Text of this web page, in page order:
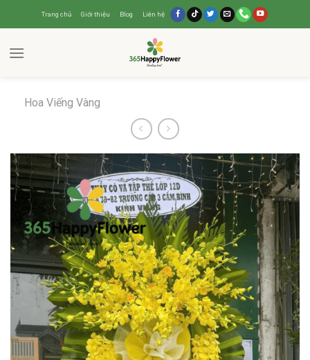
Trang chủ Giới thiệu Blog Liên hệ
Hoa Viếng Vàng